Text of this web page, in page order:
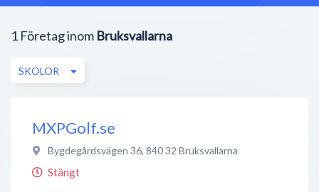
1 Företag inom Bruksvallarna
SKOLOR
MXPGolf.se
Bygdegårdsvägen 36, 840 32 Bruksvallarna
Stängt